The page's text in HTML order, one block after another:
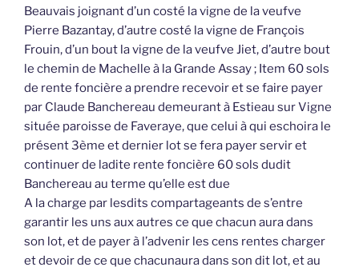
Beauvais joignant d’un costé la vigne de la veufve
Pierre Bazantay, d’autre costé la vigne de François
Frouin, d’un bout la vigne de la veufve Jiet, d’autre bout
le chemin de Machelle à la Grande Assay ; Item 60 sols
de rente foncière a prendre recevoir et se faire payer
par Claude Banchereau demeurant à Estieau sur Vigne
située paroisse de Faveraye, que celui à qui eschoira le
présent 3ème et dernier lot se fera payer servir et
continuer de ladite rente foncière 60 sols dudit
Banchereau au terme qu’elle est due
A la charge par lesdits compartageants de s’entre
garantir les uns aux autres ce que chacun aura dans
son lot, et de payer à l’advenir les cens rentes charger
et devoir de ce que chacunaura dans son dit lot, et au